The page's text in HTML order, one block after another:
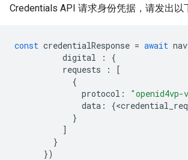
Credentials API 请求身份凭据，请发出以
const credentialResponse = await
digital
:
{
requests
:
[
{
protocol : "openid4vp-
data : {<
}
]
}
})